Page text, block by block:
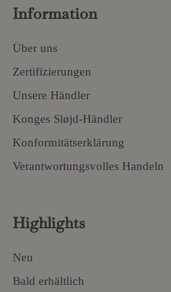
Information
Über uns
Zertifizierungen
Unsere Händler
Konges Sløjd-Händler
Konformitätserklärung
Verantwortungsvolles Handeln
Highlights
Neu
Bald erhältlich